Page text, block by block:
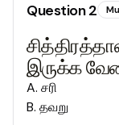
Question2
இருக்க
A. சரி
B. தவறு